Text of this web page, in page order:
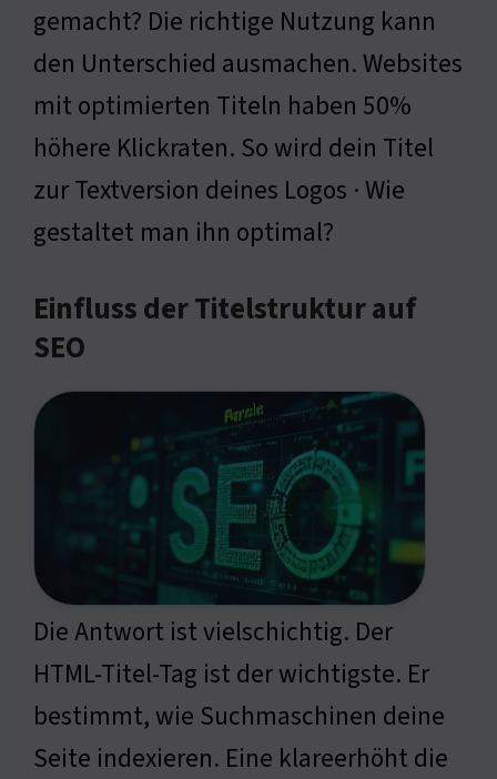
gemacht? Die richtige Nutzung kann
den Unterschied ausmachen. Websites
mit optimierten Titeln haben 50%
höhere Klickraten. So wird dein Titel
zur Textversion deines Logos · Wie
gestaltet man ihn optimal?
Einfluss der Titelstruktur auf
SEO
Die Antwort ist vielschichtig. Der
HTML-Titel-Tag ist der wichtigste. Er
bestimmt, wie Suchmaschinen deine
Seite indexieren. Eine klareerhöht die